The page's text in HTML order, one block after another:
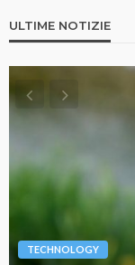
ULTIME NOTIZIE
TECHNOLOGY